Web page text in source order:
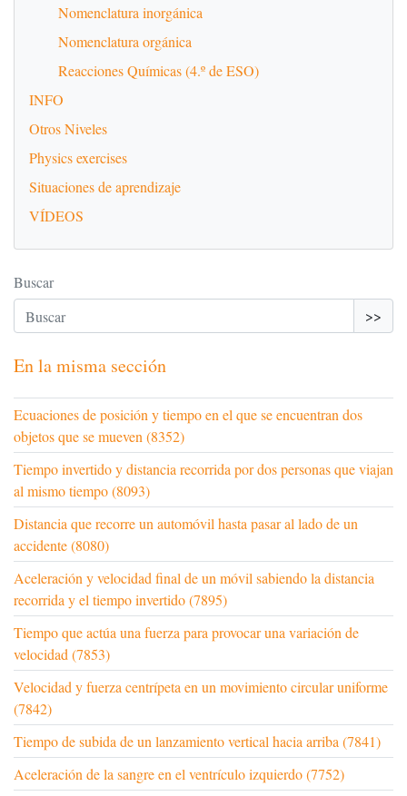
Nomenclatura inorgánica
Nomenclatura orgánica
Reacciones Químicas (4.º de ESO)
INFO
Otros Niveles
Physics exercises
Situaciones de aprendizaje
VÍDEOS
Buscar
>>
En la misma sección
Ecuaciones de posición y tiempo en el que se encuentran dos
objetos que se mueven (8352)
Tiempo invertido y distancia recorrida por dos personas que viajan
al mismo tiempo (8093)
Distancia que recorre un automóvil hasta pasar al lado de un
accidente (8080)
Aceleración y velocidad final de un móvil sabiendo la distancia
recorrida y el tiempo invertido (7895)
Tiempo que actúa una fuerza para provocar una variación de
velocidad (7853)
Velocidad y fuerza centrípeta en un movimiento circular uniforme
(7842)
Tiempo de subida de un lanzamiento vertical hacia arriba (7841)
Aceleración de la sangre en el ventrículo izquierdo (7752)